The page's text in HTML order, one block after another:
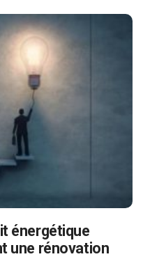
énergétique
une rénovation